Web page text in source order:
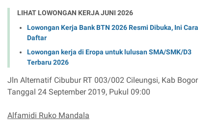
LIHAT LOWONGAN KERJA JUNI 2026
Lowongan Kerja Bank BTN 2026 Resmi Dibuka, Ini Cara
Daftar
Lowongan kerja di Eropa untuk lulusan SMA/SMK/D3
Terbaru 2026
Jln Alternatif Cibubur RT 003/002 Cileungsi, Kab Bogor
Tanggal 24 September 2019, Pukul 09:00
Alfamidi Ruko Mandala